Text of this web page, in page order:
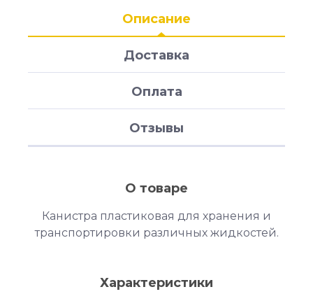
Описание
Доставка
Оплата
Отзывы
О товаре
Канистра пластиковая для хранения и
транспортировки различных жидкостей.
Характеристики